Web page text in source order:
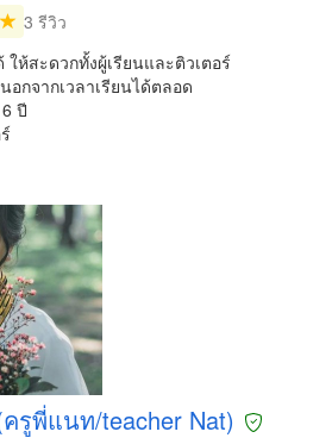
3 รีวิว
ให้สะดวกทั้งผู้เรียนและติวเตอร์
อกจากเวลาเรียนได้ตลอด
ปี
รูพี่แนท/teacher Nat)